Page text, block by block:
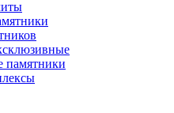
памятники